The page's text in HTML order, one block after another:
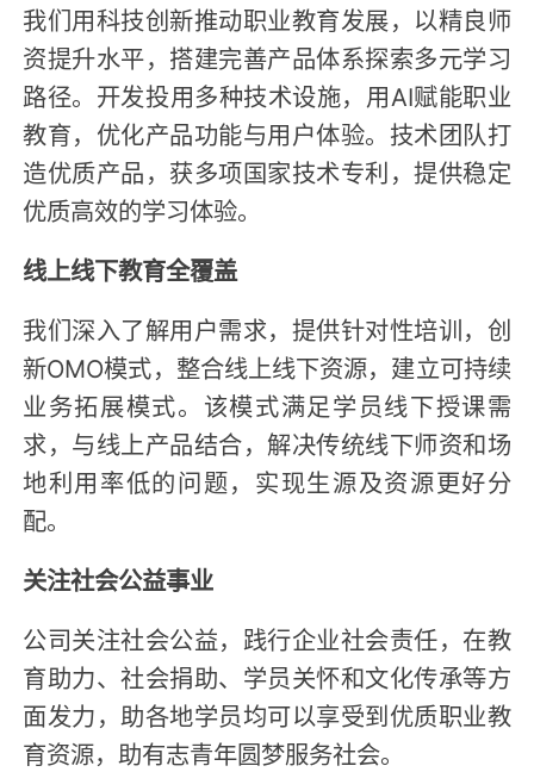
我们用科技创新推动职业教育发展，以精良师
资提升水平，搭建完善产品体系探索多元学习
路径。开发投用多种技术设施，用AI赋能职业
教育，优化产品功能与用户体验。技术团队打
造优质产品，获多项国家技术专利，提供稳定
优质高效的学习体验。
线上线下教育全覆盖
我们深入了解用户需求，提供针对性培训，创
新OMO模式，整合线上线下资源，建立可持续
业务拓展模式。该模式满足学员线下授课需
求，与线上产品结合，解决传统线下师资和场
地利用率低的问题，实现生源及资源更好分
配。
关注社会公益事业
公司关注社会公益，践行企业社会责任，在教
育助力、社会捐助、学员关怀和文化传承等方
面发力，助各地学员均可以享受到优质职业教
育资源，助有志青年圆梦服务社会。